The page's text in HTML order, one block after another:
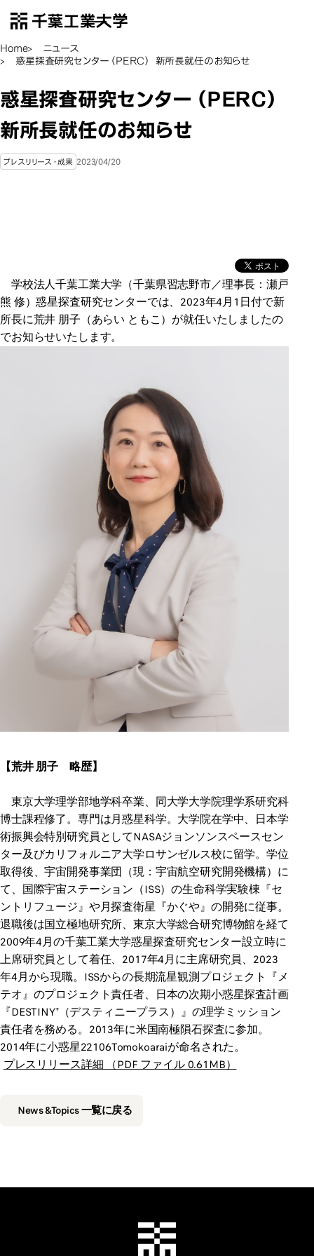
千葉工業大学
Open Menu
Home
ニュース
惑星探査研究センター（PERC） 新所長就任のお知らせ
惑星探査研究センター（PERC）
新所長就任のお知らせ
プレスリリース・成果 2023/04/20
学校法人千葉工業大学（千葉県習志野市／理事長：瀬戸
熊 修）惑星探査研究センターでは、2023年4月1日付で新
所長に荒井 朋子（あらい ともこ）が就任いたしましたの
でお知らせいたします。
【荒井 朋子 略歴】
東京大学理学部地学科卒業、同大学大学院理学系研究科
博士課程修了。専門は月惑星科学。大学院在学中、日本学
術振興会特別研究員としてNASAジョンソンスペースセン
ター及びカリフォルニア大学ロサンゼルス校に留学。学位
取得後、宇宙開発事業団（現：宇宙航空研究開発機構）に
て、国際宇宙ステーション（ISS）の生命科学実験棟『セ
ントリフュージ』や月探査衛星『かぐや』の開発に従事。
退職後は国立極地研究所、東京大学総合研究博物館を経て
2009年4月の千葉工業大学惑星探査研究センター設立時に
上席研究員として着任、2017年4月に主席研究員、2023
年4月から現職。ISSからの長期流星観測プロジェクト『メ
テオ』のプロジェクト責任者、日本の次期小惑星探査計画
『DESTINY⁺（デスティニープラス）』の理学ミッション
責任者を務める。2013年に米国南極隕石探査に参加。
2014年に小惑星22106Tomokoaraiが命名された。
プレスリリース詳細 （PDF ファイル 0.61MB）
News &Topics 一覧に戻る
千葉工業大学